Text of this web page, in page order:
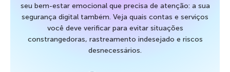
seu bem-estar emocional que precisa de atenção: a sua
segurança digital também. Veja quais contas e serviços
você deve verificar para evitar situações
constrangedoras, rastreamento indesejado e riscos
desnecessários.